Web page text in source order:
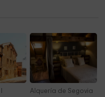
Alquería de Segovia